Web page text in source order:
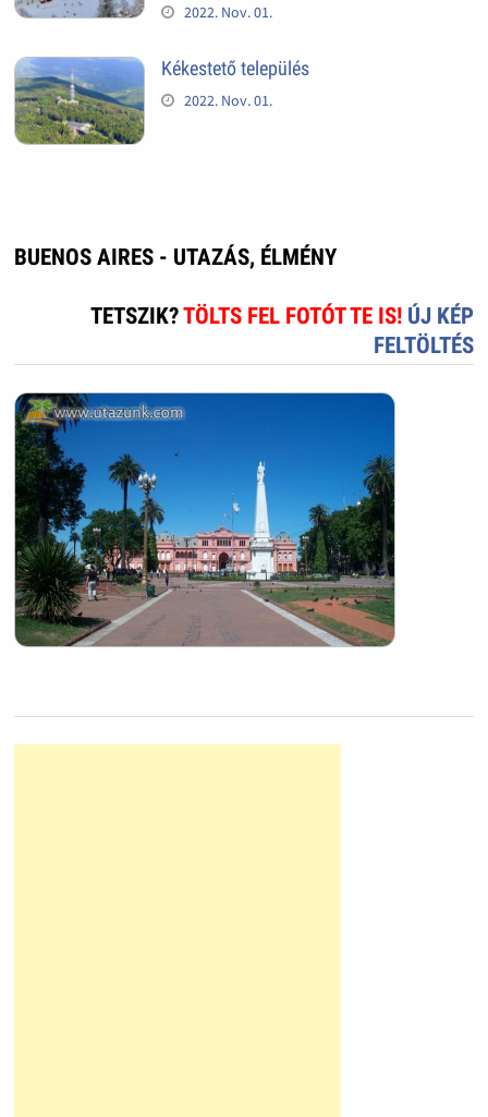
2022. Nov. 01.
Kékestető település
2022. Nov. 01.
BUENOS AIRES - UTAZÁS, ÉLMÉNY
TETSZIK?TÖLTS FEL FOTÓT TE IS! ÚJ KÉP
FELTÖLTÉS